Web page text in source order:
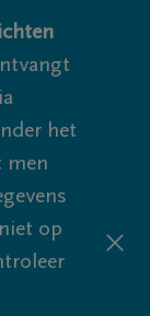
het
men
op